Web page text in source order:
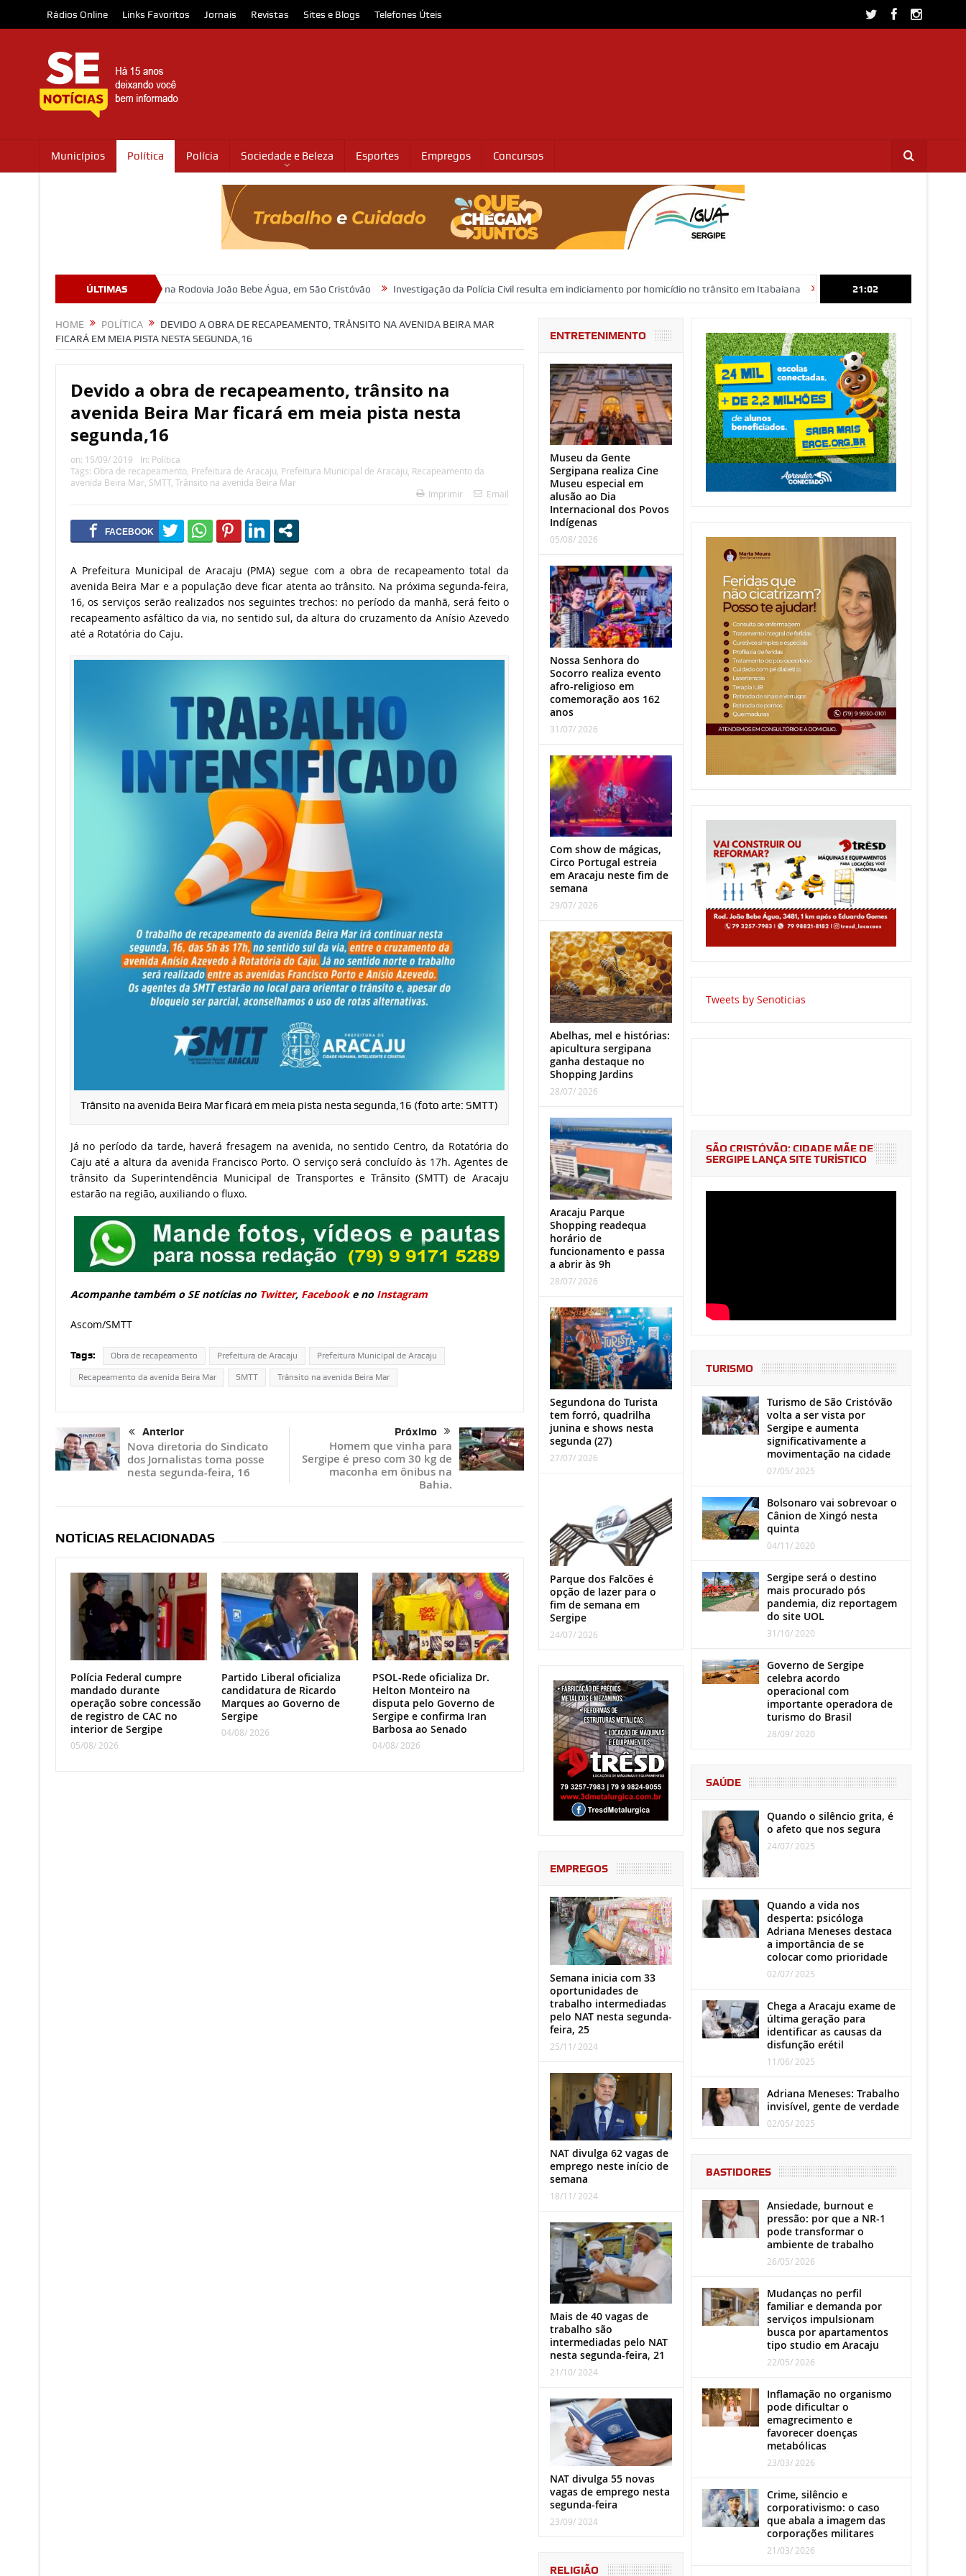
Rádios Online Links Favoritos Jornais Revistas Sites e Blogs Telefones Úteis
Municípios Política Polícia Sociedade e Beleza Esportes Empregos Concursos
ÚLTIMAS
após ser atropelada na Rodovia João Bebe Água, em São Cristóvão Investigação da Polícia Civil resulta em indiciamento por homicídio no trânsito em Itabaiana Confira as vagas de emprego da Plataforma
21:02
HOME POLÍTICA
DEVIDO A OBRA DE RECAPEAMENTO, TRÂNSITO NA AVENIDA BEIRA MAR
FICARÁ EM MEIA PISTA NESTA SEGUNDA,16
Devido a obra de recapeamento, trânsito na
avenida Beira Mar ficará em meia pista nesta
segunda,16
on: 15/09/ 2019 In: Política
Tags: Obra de recapeamento, Prefeitura de Aracaju Prefeitura Municipal de Aracaju Recapeamento da
avenida Beira Mar, SMTT, Trânsito na avenida Beira Mar
Imprimir
Email
A Prefeitura Municipal de Aracaju (PMA) segue com a obra de recapeamento total da
avenida Beira Mar e a população deve ficar atenta ao trânsito. Na próxima segunda-feira,
16, os serviços serão realizados nos seguintes trechos: no período da manhã, será feito o
recapeamento asfáltico da via, no sentido sul, da altura do cruzamento da Anísio Azevedo
até a Rotatória do Caju.
Trânsito na avenida Beira Mar ficará em meia pista nesta segunda,16 (foto arte: SMTT)
Já no período da tarde, haverá fresagem na avenida, no sentido Centro, da Rotatória do
Caju até a altura da avenida Francisco Porto. O serviço será concluído às 17h. Agentes de
trânsito da Superintendência Municipal de Transportes e Trânsito (SMTT) de Aracaju
estarão na região, auxiliando o fluxo.
Acompanhe também o SE notícias no Twitter, Facebooke no Instagram
Ascom/SMTT
Tags: Obra de recapeamento Prefeitura de Aracaju Prefeitura Municipal de Aracaju
Recapeamento da avenida Beira Mar SMTT Trânsito na avenida Beira Mar
Anterior
Nova diretoria do Sindicato
dos Jornalistas toma posse
nesta segunda-feira, 16
Próximo
Homem que vinha para
Sergipe é preso com 30 kg de
maconha em ônibus na
Bahia.
NOTÍCIAS RELACIONADAS
Polícia Federal cumpre
mandado durante
operação sobre concessão
de registro de CAC no
interior de Sergipe
05/08/ 2026
Partido Liberal oficializa
candidatura de Ricardo
Marques ao Governo de
Sergipe
04/08/ 2026
PSOL-Rede oficializa Dr.
Helton Monteiro na
disputa pelo Governo de
Sergipe e confirma Iran
Barbosa ao Senado
04/08/ 2026
ENTRETENIMENTO
Museu da Gente
Sergipana realiza Cine
Museu especial em
alusão ao Dia
Internacional dos Povos
Indígenas
05/08/ 2026
Nossa Senhora do
Socorro realiza evento
afro-religioso em
comemoração aos 162
anos
31/07/ 2026
Com show de mágicas,
Circo Portugal estreia
em Aracaju neste fim de
semana
29/07/ 2026
Abelhas, mel e histórias:
apicultura sergipana
ganha destaque no
Shopping Jardins
28/07/ 2026
Aracaju Parque
Shopping readequa
horário de
funcionamento e passa
a abrir às 9h
28/07/ 2026
Segundona do Turista
tem forró, quadrilha
junina e shows nesta
segunda (27)
27/07/ 2026
Parque dos Falcões é
opção de lazer para o
fim de semana em
Sergipe
24/07/ 2026
EMPREGOS
Semana inicia com 33
oportunidades de
trabalho intermediadas
pelo NAT nesta segunda-
feira, 25
25/11/ 2024
NAT divulga 62 vagas de
emprego neste início de
semana
18/11/ 2024
Mais de 40 vagas de
trabalho são
intermediadas pelo NAT
nesta segunda-feira, 21
21/10/ 2024
NAT divulga 55 novas
vagas de emprego nesta
segunda-feira
23/09/ 2024
RELIGIÃO
Tweets by Senoticias
SÃO CRISTÓVÃO: CIDADE MÃE DE
SERGIPE LANÇA SITE TURÍSTICO
TURISMO
Turismo de São Cristóvão
volta a ser vista por
Sergipe e aumenta
significativamente a
movimentação na cidade
07/05/ 2025
Bolsonaro vai sobrevoar o
Cânion de Xingó nesta
quinta
04/11/ 2020
Sergipe será o destino
mais procurado pós
pandemia, diz reportagem
do site UOL
31/10/ 2020
Governo de Sergipe
celebra acordo
operacional com
importante operadora de
turismo do Brasil
28/09/ 2020
SAÚDE
Quando o silêncio grita, é
o afeto que nos segura
24/07/ 2025
Quando a vida nos
desperta: psicóloga
Adriana Meneses destaca
a importância de se
colocar como prioridade
02/07/ 2025
Chega a Aracaju exame de
última geração para
identificar as causas da
disfunção erétil
11/06/ 2025
Adriana Meneses: Trabalho
invisível, gente de verdade
02/05/ 2025
BASTIDORES
Ansiedade, burnout e
pressão: por que a NR-1
pode transformar o
ambiente de trabalho
26/05/ 2026
Mudanças no perfil
familiar e demanda por
serviços impulsionam
busca por apartamentos
tipo studio em Aracaju
22/05/ 2026
Inflamação no organismo
pode dificultar o
emagrecimento e
favorecer doenças
metabólicas
23/03/ 2026
Crime, silêncio e
corporativismo: o caso
que abala a imagem das
corporações militares
21/03/ 2026